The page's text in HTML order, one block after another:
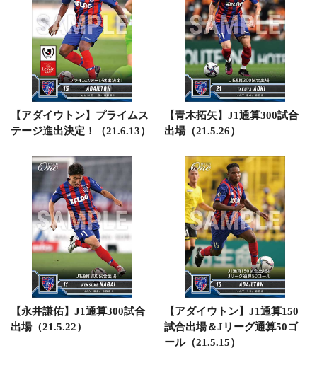
【アダイウトン】プライムス
テージ進出決定！（21.6.13）
【青木拓矢】J1通算300試合
出場（21.5.26）
【永井謙佑】J1通算300試合
出場（21.5.22）
【アダイウトン】J1通算150
試合出場＆Jリーグ通算50ゴ
ール（21.5.15）